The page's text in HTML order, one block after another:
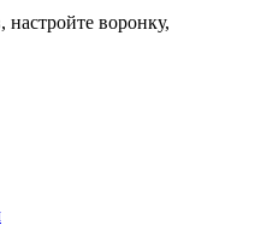
настройте воронку,